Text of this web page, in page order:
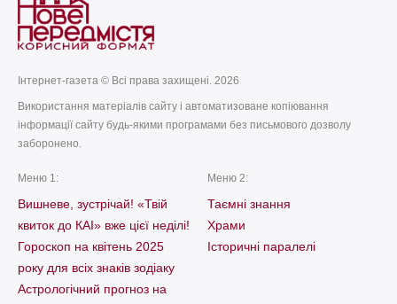
Інтернет-газета © Всі права захищені. 2026
Використання матеріалів сайту і автоматизоване копіювання
інформації сайту будь-якими програмами без письмового дозволу
заборонено.
Меню 1:
Вишневе, зустрічай! «Твій
квиток до КАІ» вже цієї неділі!
Гороскоп на квітень 2025
року для всіх знаків зодіаку
Астрологічний прогноз на
Меню 2:
Таємні знання
Храми
Історичні паралелі